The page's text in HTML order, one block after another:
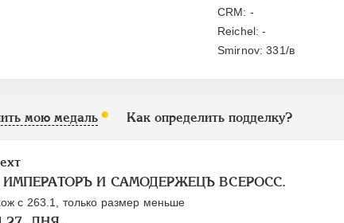
CRM: -
Reichel: -
Smirnov: 331/в
мою медаль Как определить подделку?
И САМОДЕРЖЕЦЪ ВСЕРОСС.
с 263.1, только размер меньше